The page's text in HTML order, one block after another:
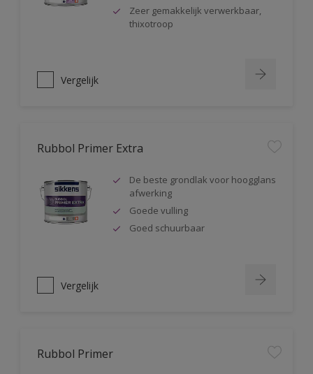
Zeer gemakkelijk verwerkbaar,
thixotroop
Vergelijk
Rubbol Primer Extra
De beste grondlak voor hoogglans
afwerking
Goede vulling
Goed schuurbaar
Vergelijk
Rubbol Primer